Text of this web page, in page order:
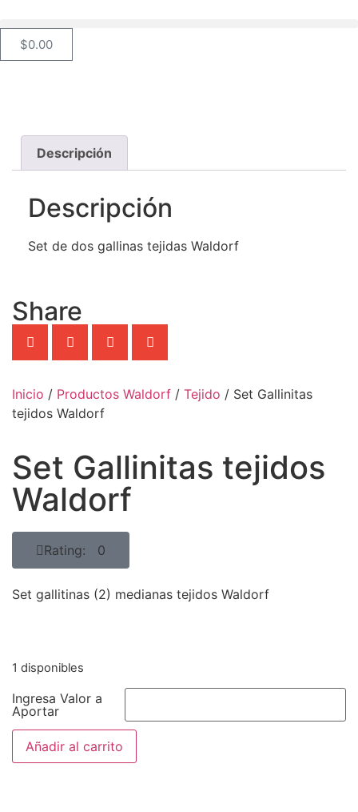
$0.00
Inicio / Productos Waldorf / Tejido / Set Gallinitas
tejidos Waldorf
Set Gallinitas tejidos
Waldorf
Rating: 0
Set gallitinas (2) medianas tejidos Waldorf
1 disponibles
Ingresa Valor a
Aportar
Añadir al carrito
Descripción
Descripción
Set de dos gallinas tejidas Waldorf
Share